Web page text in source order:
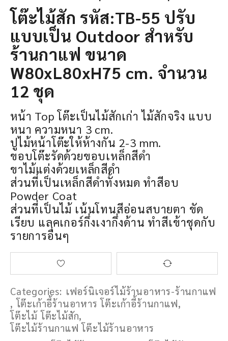
โต๊ะไม้สัก รหัส:TB-55 ปรับ
แบบเป็น Outdoor สำหรับ
ร้านกาแฟ ขนาด
W80xL80xH75 cm. จำนวน
12 ชุด
หน้า Top โต๊ะเป็นไม้สักเก่า ไม้สักจริง แบบ
หนา ความหนา 3 cm.
ปูไม้หน้าโต๊ะให้ห้างกัน 2-3 mm.
ขอบโต๊ะรัดด้วยขอบเหล็กสีดำ
ขาไม้แต่งด้วยเหล็กสีดำ
ส่วนที่เป็นเหล็กสีดำทั้งหมด ทำสีอบ
Powder Coat
ส่วนที่เป็นไม้ เน้นโทนสีอ่อนสบายตา ขัด
เรียบ แลคเกอร์กึ่งเงากึ่งด้าน ทำสีเข้าชุดกับ
รายการอื่นๆ
Categories: เฟอร์นิเจอร์ไม้ร้านอาหาร-ร้านกาแฟ
,โต๊ะเก้าอี้ร้านอาหาร โต๊ะเก้าอี้ร้านกาแฟ,
โต๊ะไม้ โต๊ะไม้สัก,
โต๊ะไม้ร้านกาแฟ โต๊ะไม้ร้านอาหาร